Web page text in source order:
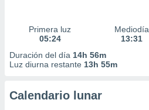
Primera luz
05:24
Mediodía
13:31
Duración del día 14h 56m
Luz diurna restante 13h 55m
Calendario lunar